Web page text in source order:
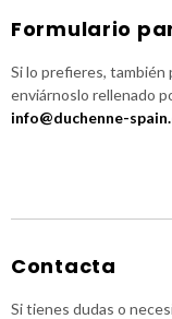
Formulario
Si lo prefieres,
enviárnoslo rellenado
info@duchenne-
Contacta
Si tienes dudas o